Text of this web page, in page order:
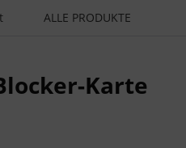
ALLE PRODUKTE
Karte